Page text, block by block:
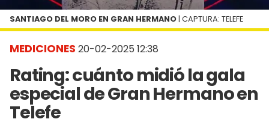
MEDICIONES 20-02-2025 12:38
Rating: cuánto midió la gala
especial de Gran Hermano en
Telefe
SANTIAGO DEL MORO EN GRAN HERMANO | CAPTURA: TELEFE